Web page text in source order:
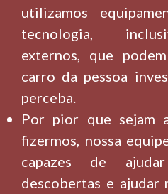
utilizamos
tecnologia,
externos, que
carro da pessoa
perceba.
Por pior que sejam
fizermos, nossa
capazes de
descobertas e ajudar